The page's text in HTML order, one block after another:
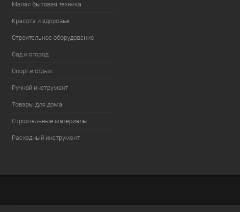
Малая бытовая техника
Красота и здоровье
Строительное оборудование
Сад и огород
Спорт и отдых
Ручной инструмент
Товары для дома
Строительные материалы
Расходный инструмент